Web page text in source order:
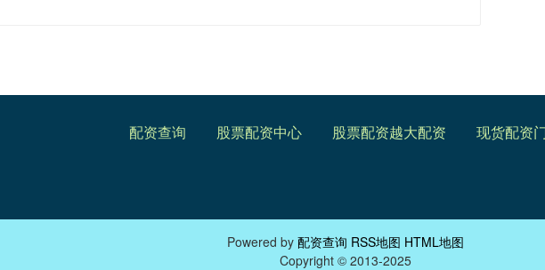
配资查询 股票配资中心 股票配资越大配资 现货配资
Powered by 配资查询 RSS地图 HTML地图
Copyright © 2013-2025